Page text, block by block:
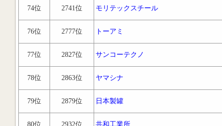
74位 2741位 モリテックスチール
76位 2777位 トーアミ
77位 2827位 サンコーテクノ
78位 2863位 ヤマシナ
79位 2879位 日本製罐
80位 2932位 共和工業所